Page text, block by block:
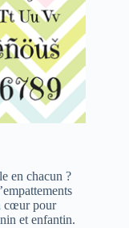
en chacun ?
cœur pour
et enfantin.